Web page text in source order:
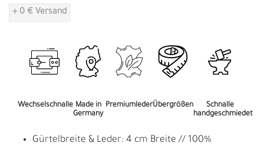
+ 0 € Versand
Wechselschnalle Made in
Germany
PremiumlederÜbergrößen
Schnalle
handgeschmiedet
Gürtelbreite & Leder: 4 cm Breite // 100%